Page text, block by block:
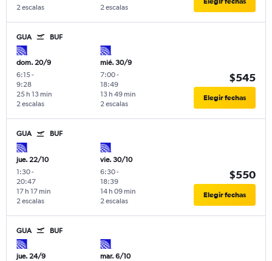
2 escalas
2 escalas
GUA BUF
dom. 20/9
6:15-
9:28
2 escalas
25 h 13 min
mié. 30/9
7:00-
18:49
2 escalas
13 h 49 min
$545
Elegir fechas
GUA BUF
jue. 22/10
1:30-
20:47
2 escalas
17 h 17 min
vie. 30/10
6:30-
18:39
2 escalas
14 h 09 min
$550
Elegir fechas
GUA BUF
jue. 24/9
mar. 6/10